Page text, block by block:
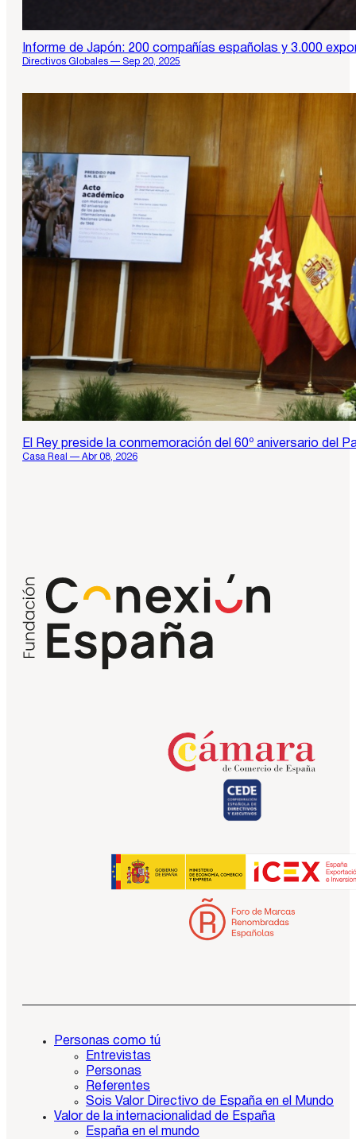
Informe de Japón: 200 compañías españolas y 3.000
Directivos Globales — Sep 20, 2025
El Rey preside la conmemoración del 60º aniversario
Casa Real — Abr 08, 2026
Personas como tú
Entrevistas
Personas
Referentes
Sois Valor Directivo de España en el Mundo
Valor de la internacionalidad de España
España en el mundo